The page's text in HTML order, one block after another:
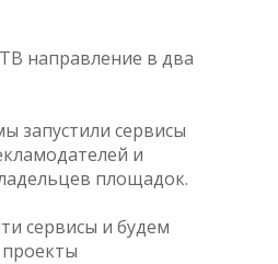
направление в два
запустили сервисы
и
площадок.
сервисы и будем